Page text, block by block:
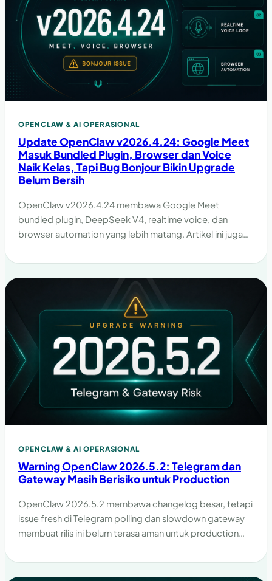
OPENCLAW & AI OPERASIONAL
Update OpenClaw v2026.4.24: Google Meet
Masuk Bundled Plugin, Browser dan Voice
Naik Kelas, Tapi Bug Bonjour Bikin Upgrade
Belum Bersih
OpenClaw v2026.4.24 membawa Google Meet
bundled plugin, DeepSeek V4, realtime voice, dan
browser automation yang lebih matang. Artikel ini juga
workaround disable Bonjour sementara di server/VPS.
OPENCLAW & AI OPERASIONAL
Warning OpenClaw 2026.5.2: Telegram dan
Gateway Masih Berisiko untuk Production
OpenClaw 2026.5.2 membawa changelog besar, tetapi
issue fresh di Telegram polling dan slowdown gateway
membuat rilis ini belum terasa aman untuk production